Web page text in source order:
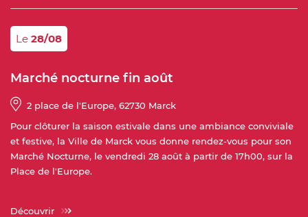
Le 28/08
Marché nocturne fin août
2 place de l'Europe, 62730 Marck
Pour clôturer la saison estivale dans une ambiance conviviale
et festive, la Ville de Marck vous donne rendez-vous pour son
Marché Nocturne, le vendredi 28 août à partir de 17h00, sur la
Place de l'Europe.
Découvrir